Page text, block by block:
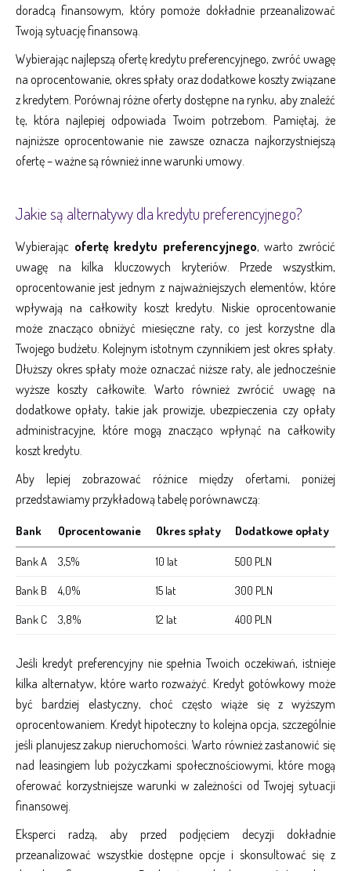
doradcą finansowym, który pomoże dokładnie przeanalizować
Twoją sytuację finansową.
Wybierając najlepszą ofertę kredytu preferencyjnego, zwróć uwagę
na oprocentowanie, okres spłaty oraz dodatkowe koszty związane
z kredytem. Porównaj różne oferty dostępne na rynku, aby znaleźć
tę, która najlepiej odpowiada Twoim potrzebom. Pamiętaj, że
najniższe oprocentowanie nie zawsze oznacza najkorzystniejszą
ofertę – ważne są również inne warunki umowy.
Jakie są alternatywy dla kredytu preferencyjnego?
Wybierając ofertę kredytu preferencyjnego, warto zwrócić
uwagę na kilka kluczowych kryteriów. Przede wszystkim,
oprocentowanie jest jednym z najważniejszych elementów, które
wpływają na całkowity koszt kredytu. Niskie oprocentowanie
może znacząco obniżyć miesięczne raty, co jest korzystne dla
Twojego budżetu. Kolejnym istotnym czynnikiem jest okres spłaty.
Dłuższy okres spłaty może oznaczać niższe raty, ale jednocześnie
wyższe koszty całkowite. Warto również zwrócić uwagę na
dodatkowe opłaty, takie jak prowizje, ubezpieczenia czy opłaty
administracyjne, które mogą znacząco wpłynąć na całkowity
koszt kredytu.
Aby lepiej zobrazować różnice między ofertami, poniżej
przedstawiamy przykładową tabelę porównawczą:
Bank Oprocentowanie Okres spłaty Dodatkowe opłaty
Bank A 3,5% 10 lat
500 PLN
Bank B
4,0% 15 lat
300 PLN
Bank C
3,8% 12 lat 400 PLN
Jeśli kredyt preferencyjny nie spełnia Twoich oczekiwań, istnieje
kilka alternatyw, które warto rozważyć. Kredyt gotówkowy może
być bardziej elastyczny, choć często wiąże się z wyższym
oprocentowaniem. Kredyt hipoteczny to kolejna opcja, szczególnie
jeśli planujesz zakup nieruchomości. Warto również zastanowić się
nad leasingiem lub pożyczkami społecznościowymi, które mogą
oferować korzystniejsze warunki w zależności od Twojej sytuacji
finansowej.
Eksperci radzą, aby przed podjęciem decyzji dokładnie
przeanalizować wszystkie dostępne opcje i skonsultować się z